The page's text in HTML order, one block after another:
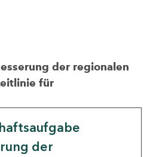
der regionalen
für
der